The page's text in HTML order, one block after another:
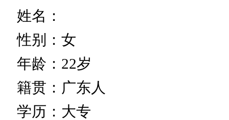
姓名：
性别：女
年龄：22岁
籍贯：广东人
学历：大专